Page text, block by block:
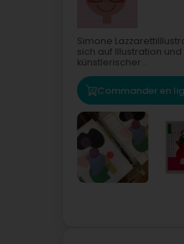
Simone
sich auf Illustration
künstlerischer...
Commander en